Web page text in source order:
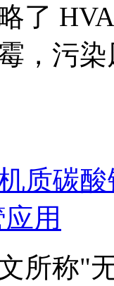
了
，污
质碳
用
所称"